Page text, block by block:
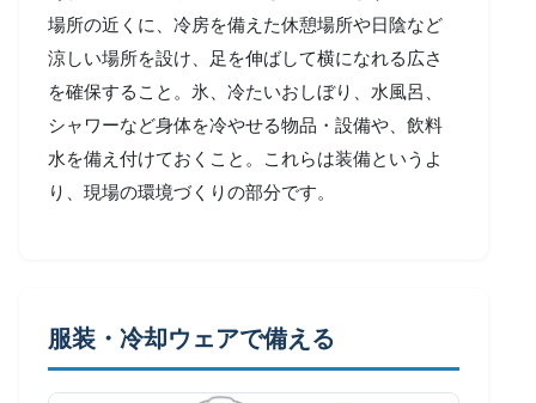
場所の近くに、冷房を備えた休憩場所や日陰など
涼しい場所を設け、足を伸ばして横になれる広さ
を確保すること。氷、冷たいおしぼり、水風呂、
シャワーなど身体を冷やせる物品・設備や、飲料
水を備え付けておくこと。これらは装備というよ
り、現場の環境づくりの部分です。
服装・冷却ウェアで備える